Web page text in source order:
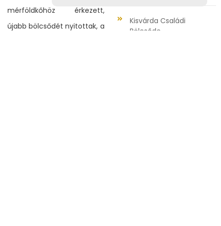
mérföldkőhöz érkezett,
újabb bölcsődét nyitottak, a
Kisvárda Családi
Bölcsőde